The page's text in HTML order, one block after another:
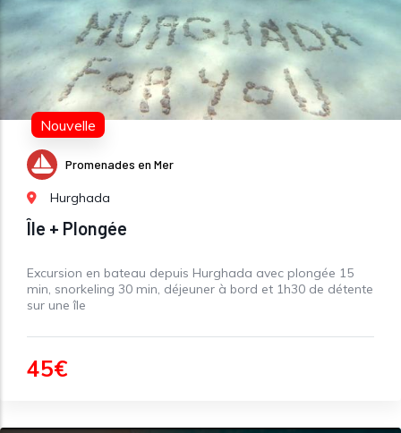
Nouvelle
Promenades en Mer
Hurghada
Île + Plongée
Excursion en bateau depuis Hurghada avec plongée 15
min, snorkeling 30 min, déjeuner à bord et 1h30 de détente
sur une île
45€